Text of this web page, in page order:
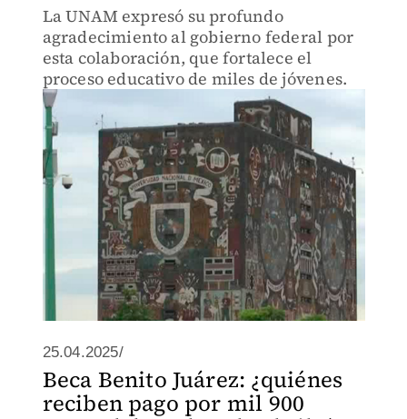
La UNAM expresó su profundo
agradecimiento al gobierno federal por
esta colaboración, que fortalece el
proceso educativo de miles de jóvenes.
25.04.2025/
Beca Benito Juárez: ¿quiénes
reciben pago por mil 900